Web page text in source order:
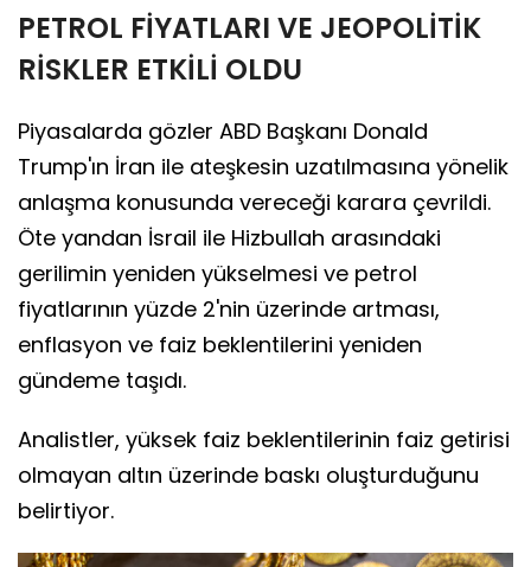
PETROL FİYATLARI VE JEOPOLİTİK
RİSKLER ETKİLİ OLDU
Piyasalarda gözler ABD Başkanı Donald
Trump'ın İran ile ateşkesin uzatılmasına yönelik
anlaşma konusunda vereceği karara çevrildi.
Öte yandan İsrail ile Hizbullah arasındaki
gerilimin yeniden yükselmesi ve petrol
fiyatlarının yüzde 2'nin üzerinde artması,
enflasyon ve faiz beklentilerini yeniden
gündeme taşıdı.
Analistler, yüksek faiz beklentilerinin faiz getirisi
olmayan altın üzerinde baskı oluşturduğunu
belirtiyor.